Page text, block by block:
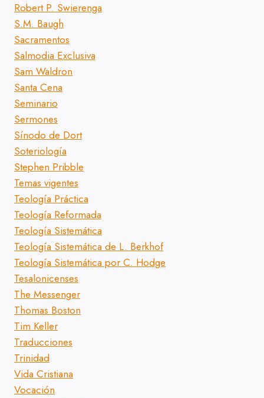
Robert P. Swierenga
S.M. Baugh
Sacramentos
Salmodia Exclusiva
Sam Waldron
Santa Cena
Seminario
Sermones
Sínodo de Dort
Soteriología
Stephen Pribble
Temas vigentes
Teología Práctica
Teología Reformada
Teología Sistemática
Teología Sistemática de L. Berkhof
Teología Sistemática por C. Hodge
Tesalonicenses
The Messenger
Thomas Boston
Tim Keller
Traducciones
Trinidad
Vida Cristiana
Vocación